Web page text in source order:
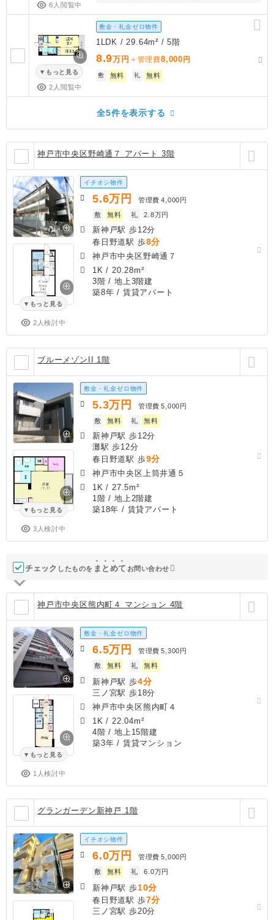
6人閲覧中
もっと見る
2人閲覧中
敷金・礼金ゼロ物件
1LDK / 29.64m² / 5階
8.9万円 ＋管理費8,000 円
敷 無料 礼 無料
全5件を表示する
神戸市中央区野崎通７ アパート 3階
もっと見る
2人検討中
イチオシ物件
5.6万円 管理費 4,000円
敷
無料 礼 2.8万円
新神戸駅 歩12分
春日野道駅 歩8分
神戸市中央区野崎通７
1K / 20.28m²
3階 / 地上3階建
築8年 / 賃貸アパート
ブルーメゾンII 1階
もっと見る
3人検討中
敷金・礼金ゼロ物件
5.3万円 管理費 5,000円
敷
無料 礼 無料
新神戸駅 歩12分
灘駅 歩12分
春日野道駅 歩9分
神戸市中央区上筒井通５
1K / 27.5m²
1階 / 地上2階建
築18年 / 賃貸アパート
チェック したものを ま と めて お問い合わせ
神戸市中央区熊内町４ マンション 4階
もっと見る
1人検討中
敷金・礼金ゼロ物件
6.5万円 管理費 5,300円
敷
無料 礼 無料
新神戸駅 歩4分
三ノ宮駅 歩18分
神戸市中央区熊内町４
1K / 22.04m²
4階 / 地上15階建
築3年 / 賃貸マンション
グランガーデン新神戸 1階
イチオシ物件
6.0万円 管理費 5,000円
敷
無料 礼 6.0万円
新神戸駅 歩10分
春日野道駅 歩7分
三ノ宮駅 歩20分